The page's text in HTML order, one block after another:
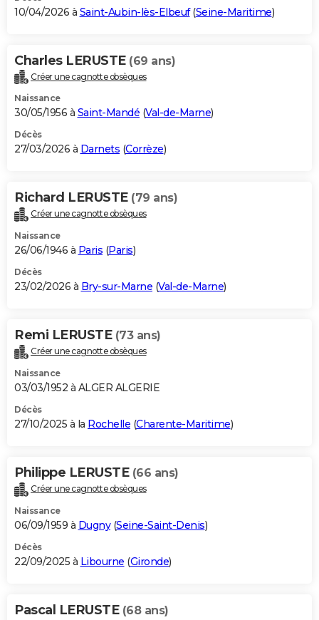
10/04/2026 à Saint-Aubin-lès-Elbeuf(Seine-Maritime)
Charles LERUSTE (69 ans)
Créer une cagnotte obsèques
Naissance
30/05/1956 à Saint-Mandé (Val-de-Marne)
Décès
27/03/2026 à Darnets (Corrèze)
Richard LERUSTE (79 ans)
Créer une cagnotte obsèques
Naissance
26/06/1946 à Paris (Paris)
Décès
23/02/2026 à Bry-sur-Marne (Val-de-Marne)
Remi LERUSTE (73 ans)
Créer une cagnotte obsèques
Naissance
03/03/1952 à ALGER ALGERIE
Décès
27/10/2025 à la Rochelle (Charente-Maritime)
Philippe LERUSTE (66 ans)
Créer une cagnotte obsèques
Naissance
06/09/1959 à Dugny(Seine-Saint-Denis)
Décès
22/09/2025 à Libourne (Gironde)
Pascal LERUSTE (68 ans)